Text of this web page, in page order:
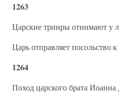
1263
Царские трииры отнимают у
Царь отправляет посольство
1264
Поход царского брата Иоанна